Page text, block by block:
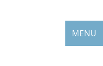
MENU